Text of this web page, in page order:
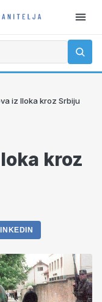
iz Iloka kroz Srbiju
kroz